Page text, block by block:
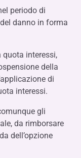
periodo di
danno in forma
interessi,
della
di
interessi.
gli
da rimborsare
dell’opzione